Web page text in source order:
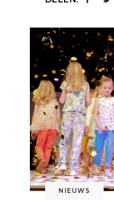
NIEUWS